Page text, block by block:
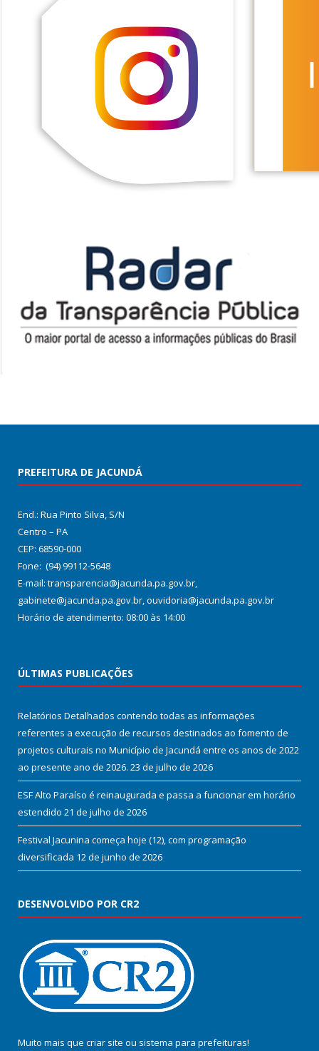
PREFEITURA DE JACUNDÁ
End.: Rua Pinto Silva, S/N
Centro – PA
CEP: 68590-000
Fone: (94) 99112-5648
E-mail: transparencia@jacunda.pa.gov.br,
gabinete@jacunda.pa.gov.br, ouvidoria@jacunda.pa.gov.br
Horário de atendimento: 08:00 às 14:00
ÚLTIMAS PUBLICAÇÕES
Relatórios Detalhados contendo todas as informações
referentes a execução de recursos destinados ao fomento de
projetos culturais no Município de Jacundá entre os anos de 2022
ao presente ano de 2026. 23 de julho de 2026
ESF Alto Paraíso é reinaugurada e passa a funcionar em horário
estendido 21 de julho de 2026
Festival Jacunina começa hoje (12), com programação
diversificada 12 de junho de 2026
DESENVOLVIDO POR CR2
Muito mais que criar site ou sistema para prefeituras!